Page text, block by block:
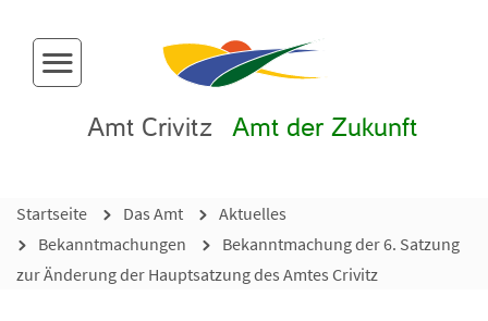
Menü-Button
Amt Crivitz Amt der Zukunft
Startseite Das Amt
Aktuelles
Bekanntmachungen
Bekanntmachung der 6. Satzung
zur Änderung der Hauptsatzung des Amtes Crivitz